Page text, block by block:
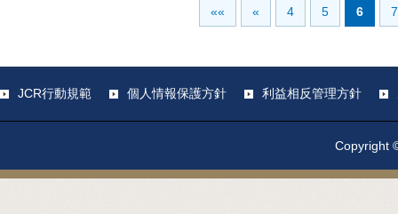
«« « 4 5 6 7
JCR行動規範 個人情報保護方針 利益相反管理方針
Copyright